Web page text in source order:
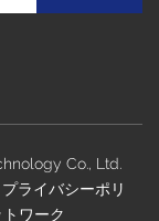
Co., Ltd.
プライバシーポリ
ワーク